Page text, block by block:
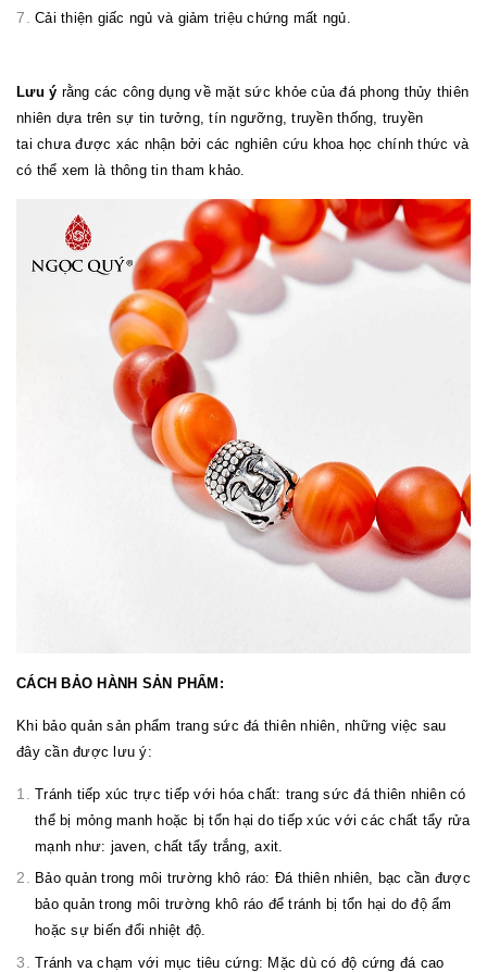
Cải thiện giấc ngủ và giảm triệu chứng mất ngủ.
Lưu ý rằng các công dụng về mặt sức khỏe của đá phong thủy thiên
nhiên dựa trên sự tin tưởng, tín ngưỡng, truyền thống, truyền
tai chưa được xác nhận bởi các nghiên cứu khoa học chính thức và
có thể xem là thông tin tham khảo.
CÁCH BẢO HÀNH SẢN PHẨM:
Khi bảo quản sản phẩm trang sức đá thiên nhiên, những việc sau
đây cần được lưu ý:
Tránh tiếp xúc trực tiếp với hóa chất: trang sức đá thiên nhiên có
thể bị mỏng manh hoặc bị tổn hại do tiếp xúc với các chất tẩy rửa
mạnh như: javen, chất tẩy trắng, axit.
Bảo quản trong môi trường khô ráo: Đá thiên nhiên, bạc cần được
bảo quản trong môi trường khô ráo để tránh bị tổn hại do độ ẩm
hoặc sự biến đổi nhiệt độ.
Tránh va chạm với mục tiêu cứng: Mặc dù có độ cứng đá cao